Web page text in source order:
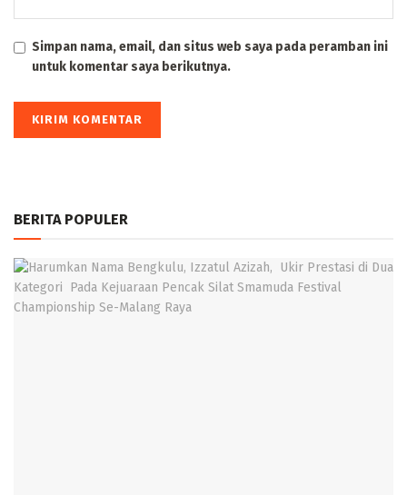
Simpan nama, email, dan situs web saya pada peramban ini
untuk komentar saya berikutnya.
BERITA POPULER